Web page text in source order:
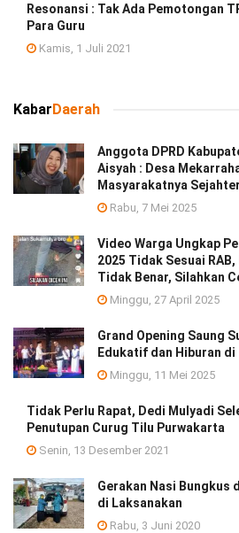
Resonansi : Tak Ada Pemotongan
Para Guru
Kamis, 1 Juli 2021
KabarDaerah
Anggota DPRD
Aisyah : Desa
Masyarakatnya
Rabu, 7 Mei 2025
Video Warga Ungkap
2025 Tidak Sesuai
Tidak Benar, Silahkan
Minggu, 27 April 2025
Grand Opening Saung
Edukatif dan Hiburan di
Minggu, 11 Mei 2025
Tidak Perlu Rapat, Dedi Mulyadi
Penutupan Curug Tilu Purwakarta
Senin, 13 Desember 2021
Gerakan Nasi Bungkus
di Laksanakan
Rabu, 3 Juni 2020